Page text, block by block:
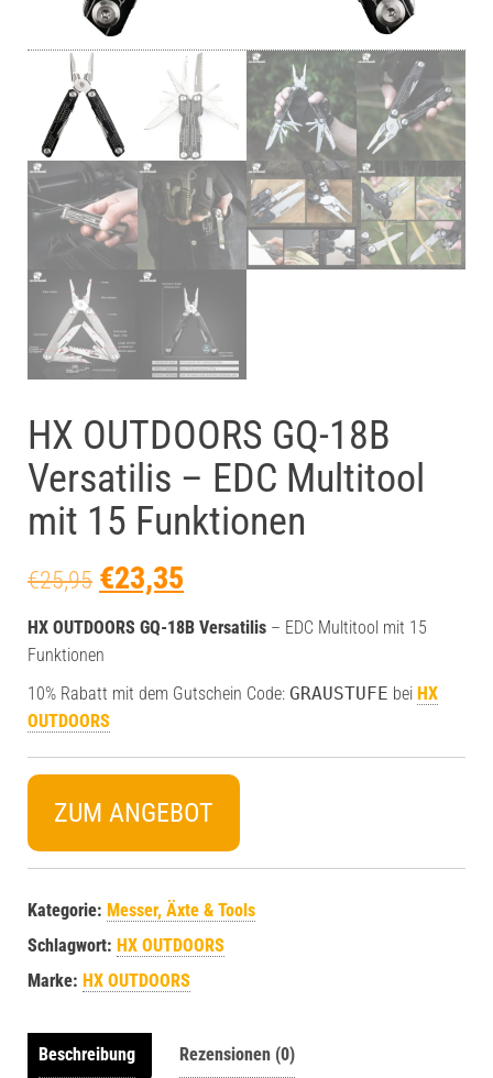
HX OUTDOORS GQ-18B
Versatilis – EDC Multitool
mit 15 Funktionen
€25,95 €23,35
HX OUTDOORS GQ-18B Versatilis – EDC Multitool mit 15
Funktionen
10% Rabatt mit dem Gutschein Code: GRAUSTUFE bei HX
OUTDOORS
ZUM ANGEBOT
Kategorie: Messer, Äxte & Tools
Schlagwort: HX OUTDOORS
Marke: HX OUTDOORS
Beschreibung Rezensionen (0)